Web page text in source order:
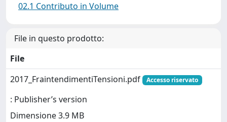
02.1 Contributo in Volume
File in questo prodotto:
File
2017_FraintendimentiTensioni.pdf
Accesso riservato
: Publisher’s version
Dimensione 3.9 MB